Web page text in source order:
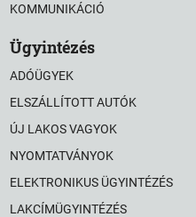
KOMMUNIKÁCIÓ
Ügyintézés
ADÓÜGYEK
ELSZÁLLÍTOTT AUTÓK
ÚJ LAKOS VAGYOK
NYOMTATVÁNYOK
ELEKTRONIKUS ÜGYINTÉZÉS
LAKCÍMÜGYINTÉZÉS